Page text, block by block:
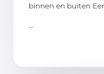
binnen en buiten
...